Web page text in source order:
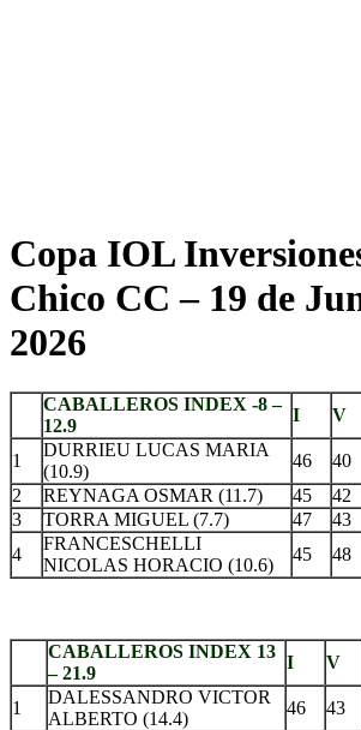
Copa IOL
Chico CC – 19 de
2026
CABALLEROS INDEX -8 –
12.9
I V
1
DURRIEU LUCAS MARIA
(10.9)
46 40
2
REYNAGA OSMAR (11.7) 45 42
3
TORRA MIGUEL (7.7) 47 43
4
FRANCESCHELLI
NICOLAS HORACIO (10.6)
45 48
CABALLEROS INDEX 13
– 21.9
I V
1
DALESSANDRO VICTOR
ALBERTO (14.4)
46 43